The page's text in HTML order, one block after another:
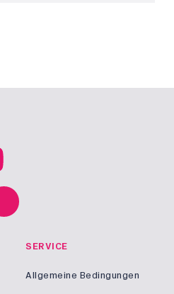
SERVICE
Allgemeine Bedingungen